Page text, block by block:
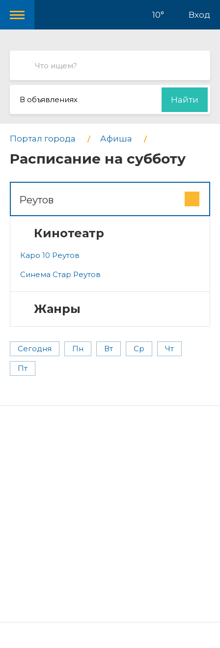
10° Вход
В объявлениях Найти
Портал города Афиша
Расписание на субботу
Реутов
Кинотеатр
Каро 10 Реутов
Синема Стар Реутов
Жанры
Сегодня Пн Вт Ср Чт
Пт